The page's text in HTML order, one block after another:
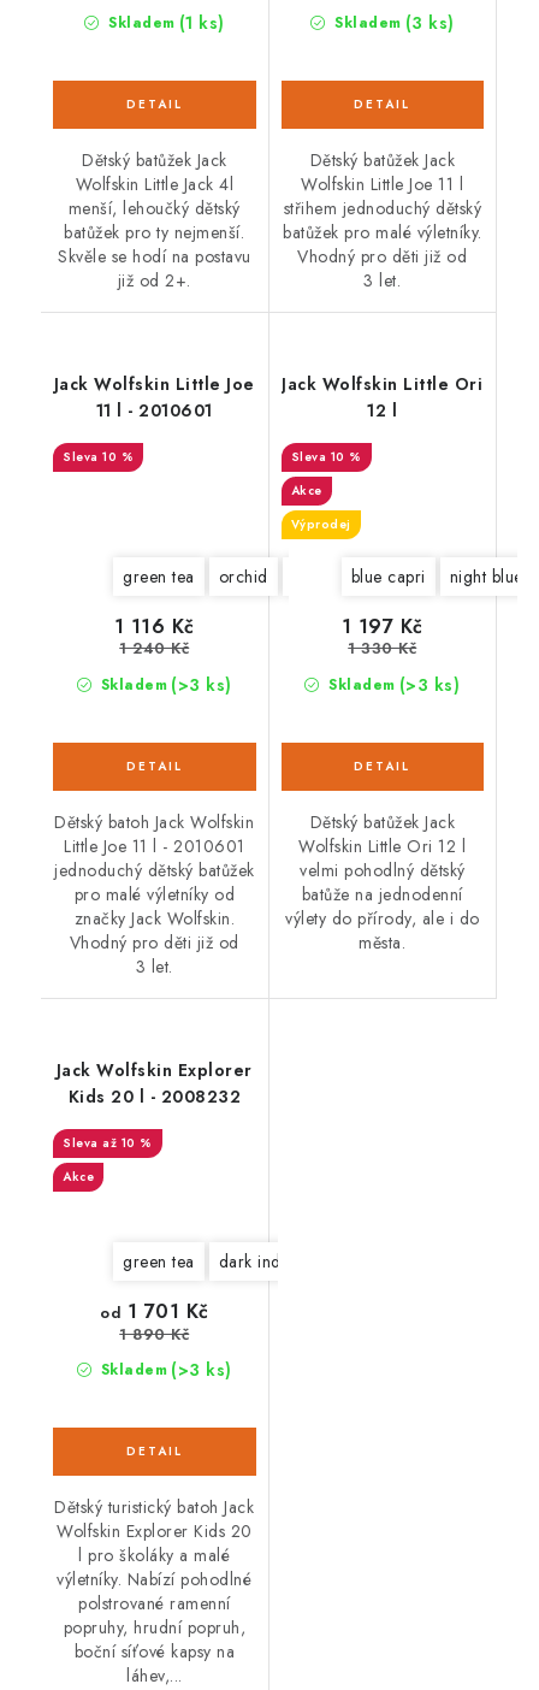
Skladem (1 ks)
Dětský batůžek Jack
Wolfskin Little Jack 4l
menší, lehoučký dětský
batůžek pro ty nejmenší.
Skvěle se hodí na postavu
již od 2+.
Skladem (3 ks)
Dětský batůžek Jack
Wolfskin Little Joe 11 l
střihem jednoduchý dětský
batůžek pro malé výletníky.
Vhodný pro děti již od
3 let.
Jack Wolfskin Little Joe
11 l - 2010601
10 %
green tea orchid dark indigo deep mint
Skladem (>3 ks)
1 116 Kč
1 240 Kč
Dětský batoh Jack Wolfskin
Little Joe 11 l - 2010601
jednoduchý dětský batůžek
pro malé výletníky od
značky Jack Wolfskin.
Vhodný pro děti již od
3 let.
Jack Wolfskin Little Ori
12 l
10 %
Akce
Výprodej
blue capri night blue
Skladem (>3 ks)
1 197 Kč
1 330 Kč
Dětský batůžek Jack
Wolfskin Little Ori 12 l
velmi pohodlný dětský
batůže na jednodenní
výlety do přírody, ale i do
města.
Jack Wolfskin Explorer
Kids 20 l - 2008232
až 10 %
Akce
green tea dark indigo
Skladem (>3 ks)
od 1 701 Kč
1 890 Kč
Dětský turistický batoh Jack
Wolfskin Explorer Kids 20
l pro školáky a malé
výletníky. Nabízí pohodlné
polstrované ramenní
popruhy, hrudní popruh,
boční síťové kapsy na
láhev,...